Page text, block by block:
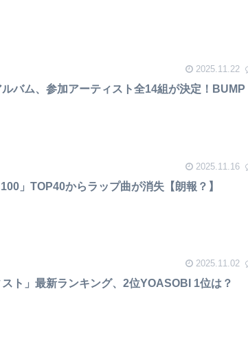
2025.11.22
バム、参加アーティスト全14組が決定！BUMP
2025.11.16
」TOP40からラップ曲が消失【朗報？】
2025.11.02
ト」最新ランキング、2位YOASOBI 1位は？